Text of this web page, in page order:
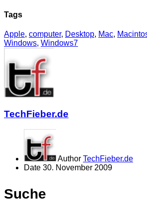
Tags
Apple, computer, Desktop, Mac,
Windows, Windows7
TechFieber.de
Author TechFieber.de
Date 30. November 2009
Suche